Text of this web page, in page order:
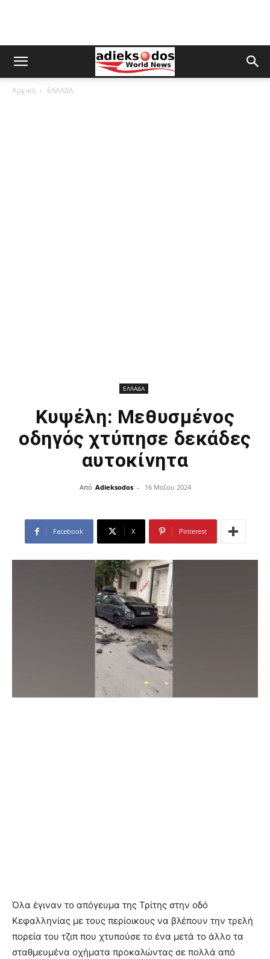
Αρχική ΕΛΛΑΔΑ
ΕΛΛΑΔΑ
Κυψέλη: Μεθυσμένος
οδηγός χτύπησε δεκάδες
αυτοκίνητα
Από Adieksodos - 16 Μαΐου 2024
Facebook X Pinterest
Όλα έγιναν το απόγευμα της Τρίτης στην οδό
Κεφαλληνίας με τους περίοικους να βλέπουν την τρελή
πορεία του τζιπ που χτυπούσε το ένα μετά το άλλο τα
σταθμευμένα οχήματα προκαλώντας σε πολλά από